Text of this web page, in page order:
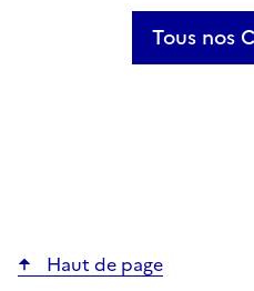
Tous nos
Haut de page